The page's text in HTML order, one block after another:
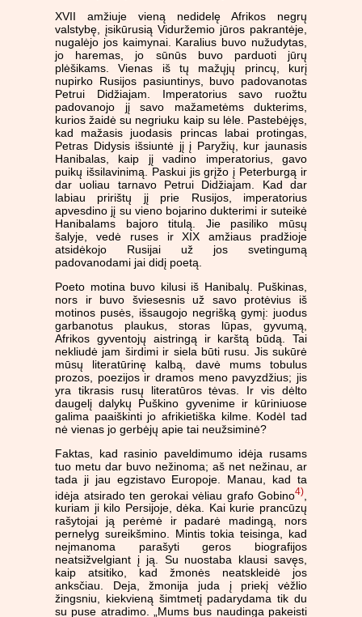
XVII amžiuje vieną nedidelę Afrikos negrų
valstybę, įsikūrusią Viduržemio jūros pakrantėje,
nugalėjo jos kaimynai. Karalius buvo nužudytas,
jo haremas, jo sūnūs buvo parduoti jūrų
plėšikams. Vienas iš tų mažųjų princų, kurį
nupirko Rusijos pasiuntinys, buvo padovanotas
Petrui Didžiajam. Imperatorius savo ruožtu
padovanojo jį savo mažametėms dukterims,
kurios žaidė su negriuku kaip su lėle. Pastebėjęs,
kad mažasis juodasis princas labai protingas,
Petras Didysis išsiuntė jį į Paryžių, kur jaunasis
Hanibalas, kaip jį vadino imperatorius, gavo
puikų išsilavinimą. Paskui jis grįžo į Peterburgą ir
dar uoliau tarnavo Petrui Didžiajam. Kad dar
labiau pririštų jį prie Rusijos, imperatorius
apvesdino jį su vieno bojarino dukterimi ir suteikė
Hanibalams bajoro titulą. Jie pasiliko mūsų
šalyje, vedė ruses ir XIX amžiaus pradžioje
atsidėkojo Rusijai už jos svetingumą
padovanodami jai didį poetą.
Poeto motina buvo kilusi iš Hanibalų. Puškinas,
nors ir buvo šviesesnis už savo protėvius iš
motinos pusės, išsaugojo negrišką gymį: juodus
garbanotus plaukus, storas lūpas, gyvumą,
Afrikos gyventojų aistringą ir karštą būdą. Tai
nekliudė jam širdimi ir siela būti rusu. Jis sukūrė
mūsų literatūrinę kalbą, davė mums tobulus
prozos, poezijos ir dramos meno pavyzdžius; jis
yra tikrasis rusų literatūros tėvas. Ir vis dėlto
daugelį dalykų Puškino gyvenime ir kūriniuose
galima paaiškinti jo afrikietiška kilme. Kodėl tad
nė vienas jo gerbėjų apie tai neužsiminė?
Faktas, kad rasinio paveldimumo idėja rusams
tuo metu dar buvo nežinoma; aš net nežinau, ar
tada ji jau egzistavo Europoje. Manau, kad ta
idėja atsirado ten gerokai vėliau grafo Gobino4)
kuriam ji kilo Persijoje, dėka. Kai kurie prancūzų
rašytojai ją perėmė ir padarė madingą, nors
pernelyg sureikšmino. Mintis tokia teisinga, kad
neįmanoma parašyti geros biografijos
neatsižvelgiant į ją. Su nuostaba klausi savęs,
kaip atsitiko, kad žmonės neatskleidė jos
anksčiau. Deja, žmonija juda į priekį vėžlio
žingsniu, kiekvieną šimtmetį padarydama tik du
su puse atradimo. „Mums bus naudinga pakeisti